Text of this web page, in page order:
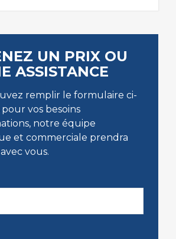
UN PRIX OU
ASSISTANCE
remplir le formulaire ci-
pour vos besoins
notre équipe
et commerciale prendra
vous.